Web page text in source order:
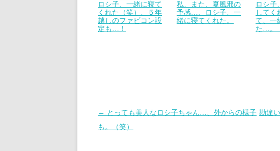
ロシ子、一緒に寝て
くれた（笑）、５年
越しのファビコン設
定も…！
私、また、夏風邪の
予感…、ロシ子、一
緒に寝てくれた。
ロシ子
して
て、一
た…。
投
稿
← とっても美人なロシ子ちゃん…、外からの様子
も。（笑）
勘違